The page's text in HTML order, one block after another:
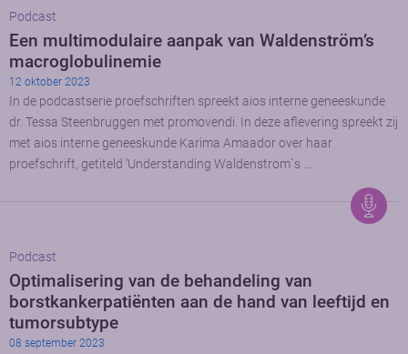
Podcast
Een multimodulaire aanpak van Waldenström’s
macroglobulinemie
12 oktober 2023
In de podcastserie proefschriften spreekt aios interne geneeskunde
dr. Tessa Steenbruggen met promovendi. In deze aflevering spreekt zij
met aios interne geneeskunde Karima Amaador over haar
proefschrift, getiteld ‘Understanding Waldenstrom´s …
Podcast
Optimalisering van de behandeling van
borstkankerpatiënten aan de hand van leeftijd en
tumorsubtype
08 september 2023